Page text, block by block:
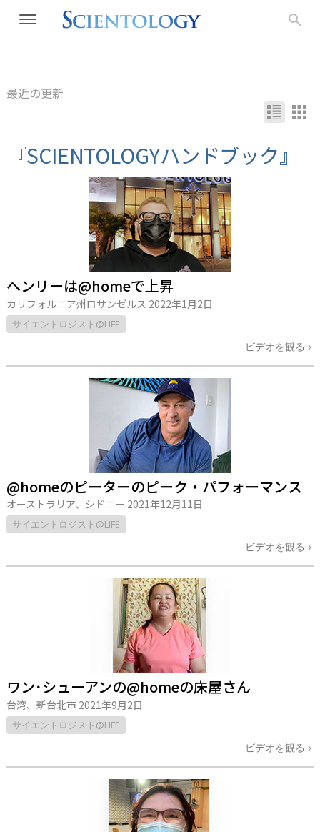
最近の更新
『SCIENTOLOGYハンドブック』
ヘンリーは@homeで上昇
カリフォルニア州ロサンゼルス 2022年1月2日
サイエントロジスト@LIFE
ビデオを観る
@homeのピーターのピーク・パフォーマンス
オーストラリア、シドニー 2021年12月11日
サイエントロジスト@LIFE
ビデオを観る
ワン･シューアンの@homeの床屋さん
台湾、新台北市 2021年9月2日
サイエントロジスト@LIFE
ビデオを観る